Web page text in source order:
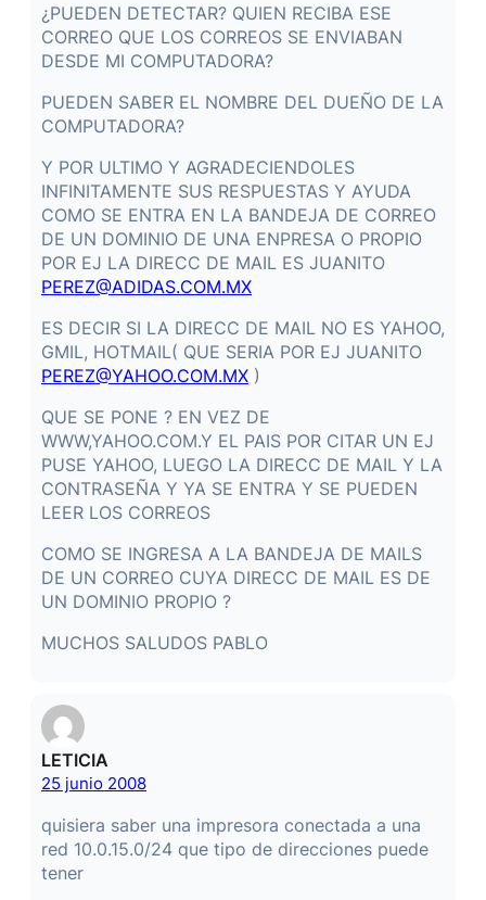
¿PUEDEN DETECTAR? QUIEN RECIBA ESE
CORREO QUE LOS CORREOS SE ENVIABAN
DESDE MI COMPUTADORA?
PUEDEN SABER EL NOMBRE DEL DUEÑO DE LA
COMPUTADORA?
Y POR ULTIMO Y AGRADECIENDOLES
INFINITAMENTE SUS RESPUESTAS Y AYUDA
COMO SE ENTRA EN LA BANDEJA DE CORREO
DE UN DOMINIO DE UNA ENPRESA O PROPIO
POR EJ LA DIRECC DE MAIL ES JUANITO
PEREZ@ADIDAS.COM.MX
ES DECIR SI LA DIRECC DE MAIL NO ES YAHOO,
GMIL, HOTMAIL( QUE SERIA POR EJ JUANITO
PEREZ@YAHOO.COM.MX )
QUE SE PONE ? EN VEZ DE
WWW,YAHOO.COM.Y EL PAIS POR CITAR UN EJ
PUSE YAHOO, LUEGO LA DIRECC DE MAIL Y LA
CONTRASEÑA Y YA SE ENTRA Y SE PUEDEN
LEER LOS CORREOS
COMO SE INGRESA A LA BANDEJA DE MAILS
DE UN CORREO CUYA DIRECC DE MAIL ES DE
UN DOMINIO PROPIO ?
MUCHOS SALUDOS PABLO
LETICIA
25 junio 2008
quisiera saber una impresora conectada a una
red 10.0.15.0/24 que tipo de direcciones puede
tener